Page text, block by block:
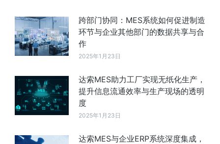
跨部门协同：MES系统如何促进制造
环节与企业其他部门的数据共享与合
作
2025年1月23日
达索MES助力工厂实现无纸化生产，
提升信息流通效率与生产现场的透明
度
2025年1月23日
达索MES与企业ERP系统深度集成，